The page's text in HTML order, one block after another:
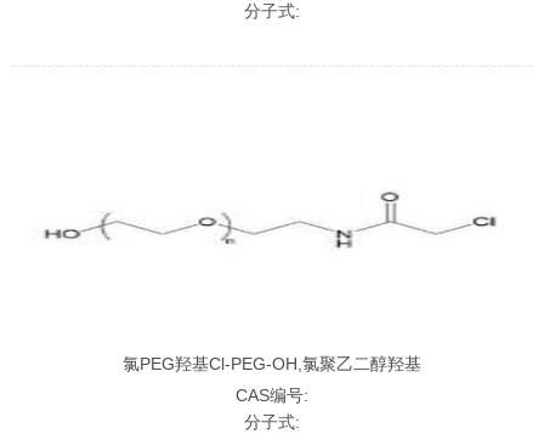
分子式:
氯PEG羟基Cl-PEG-OH,氯聚乙二醇羟基
CAS编号:
分子式: